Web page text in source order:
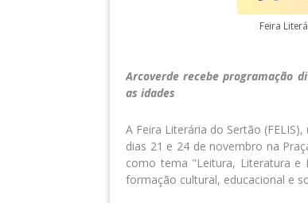
Feira
Arcoverde recebe programação
as idades
A Feira Literária do Sertão
dias 21 e 24 de novembro na
como tema "Leitura, Literatura e
formação cultural, educacional e